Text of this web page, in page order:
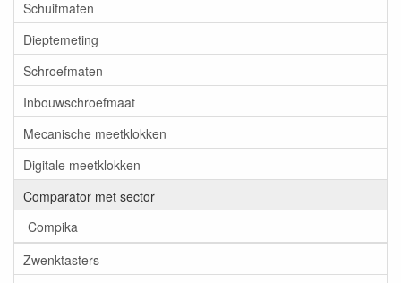
Schuifmaten
Dieptemeting
Schroefmaten
Inbouwschroefmaat
Mecanische meetklokken
Digitale meetklokken
Comparator met sector
Compika
Zwenktasters